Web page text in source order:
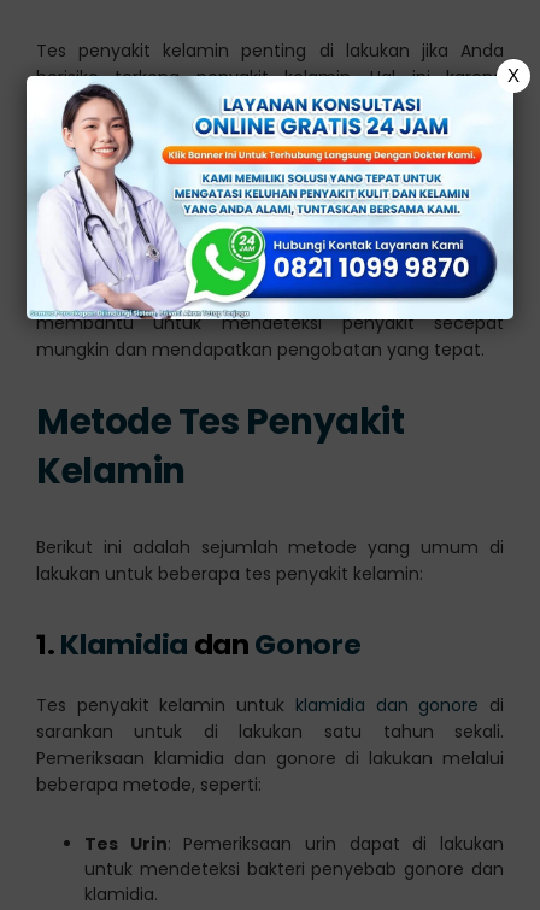
Tes penyakit kelamin penting di lakukan jika Anda
berisiko terkena penyakit kelamin. Hal ini karena
penyakit kelamin dapat menular melalui hubungan
seksual vaginal, anal, atau oral. Bahkan penyakit ini
dapat di tularkan dari ibu ke bayi selama kehamilan
atau persalinan.
Terdapat beberapa penyakit kelamin yang tidak
memiliki gejala yang nyata di awal infeksi. Oleh sebab
itu, melakukan tes penyakit kelamin secara rutin dapat
membantu untuk mendeteksi penyakit secepat
mungkin dan mendapatkan pengobatan yang tepat.
Metode Tes Penyakit
Kelamin
Berikut ini adalah sejumlah metode yang umum di
lakukan untuk beberapa tes penyakit kelamin:
1.Klamidia danGonore
Tes penyakit kelamin untuk klamidia dan gonore di
sarankan untuk di lakukan satu tahun sekali.
Pemeriksaan klamidia dan gonore di lakukan melalui
beberapa metode, seperti:
Tes Urin: Pemeriksaan urin dapat di lakukan
untuk mendeteksi bakteri penyebab gonore dan
klamidia.
X